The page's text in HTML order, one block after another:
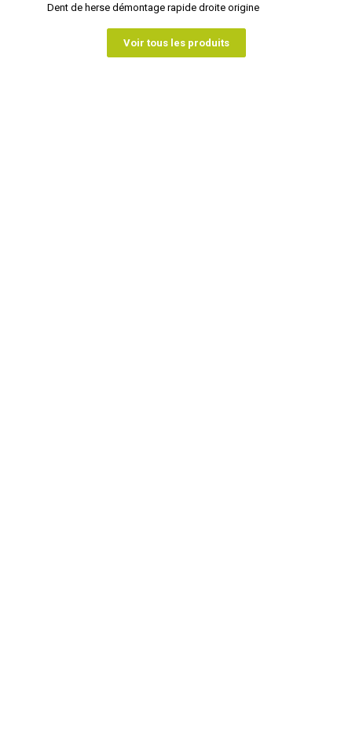
Dent de herse démontage rapide droite origine
Voir tous les produits